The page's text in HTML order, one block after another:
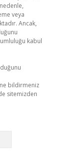
veya
Ancak,
kabul
bildirmeniz
sitemizden